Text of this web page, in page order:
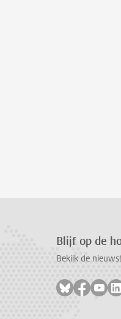
Blijf op de
Bekijk de
Volg ons op
Volg